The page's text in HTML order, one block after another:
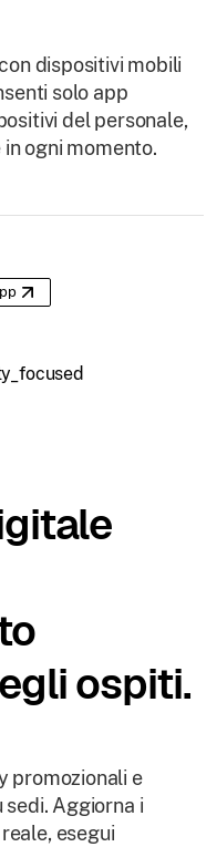
dispositivi mobili
solo app
del personale,
ogni momento.
ospiti.
promozionali e
Aggiorna i
esegui